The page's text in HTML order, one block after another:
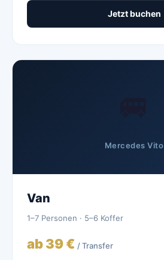
Jetzt buchen
Mercedes Vito
Van
1–7 Personen · 5–6 Koffer
ab 39 € / Transfer